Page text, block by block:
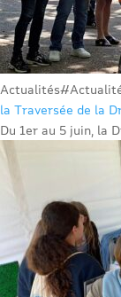
Actualités
la Traversée de la
Du 1er au 5 juin, la